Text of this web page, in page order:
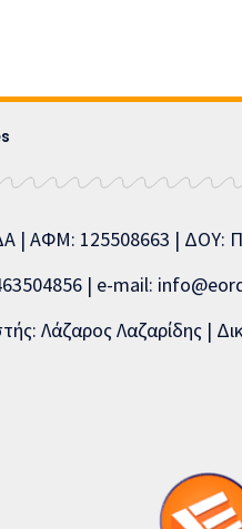
| ΑΦΜ: 125508663 |
| e-mail:
Λάζαρος Λαζαρίδης |